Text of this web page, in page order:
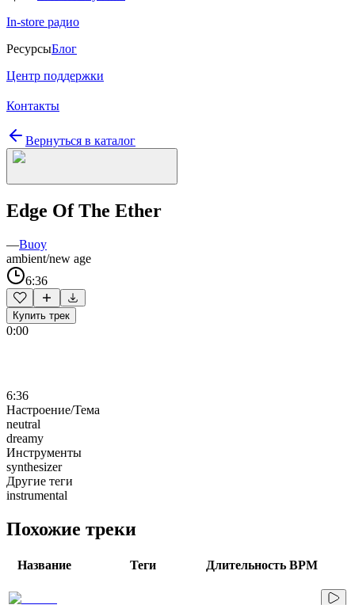
In-store радио
РесурсыБлог
Центр поддержки
Контакты
Вернуться в каталог
Edge Of The Ether
—Buoy
ambient/new age
6:36
Купить трек
0:00
6:36
Настроение/Тема
neutral
dreamy
Инструменты
synthesizer
Другие теги
instrumental
Похожие треки
Название Теги Длительность BPM